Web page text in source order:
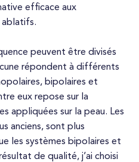
efficace aux
ablatifs.
peuvent être divisés
répondent à différents
bipolaires et
eux repose sur la
appliquées sur la peau. Les
anciens, sont plus
les systèmes bipolaires et
de qualité, j’ai choisi